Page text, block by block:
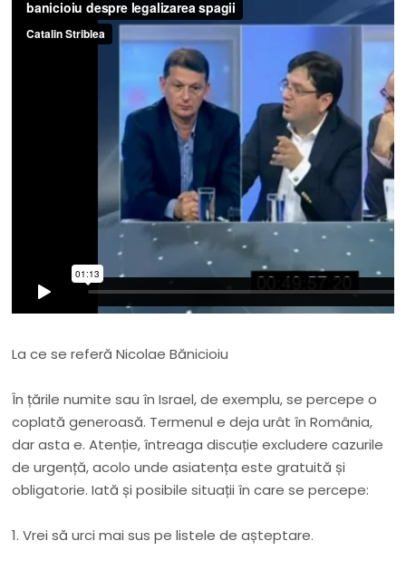
La ce se referă Nicolae Bănicioiu
În țările numite sau în Israel, de exemplu, se percepe o
coplată generoasă. Termenul e deja urât în România,
dar asta e. Atenție, întreaga discuție excludere cazurile
de urgență, acolo unde asiatența este gratuită și
obligatorie. Iată și posibile situații în care se percepe:
1. Vrei să urci mai sus pe listele de așteptare.